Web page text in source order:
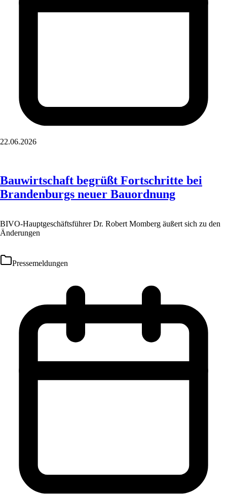
22.06.2026
Bauwirtschaft begrüßt Fortschritte bei
Brandenburgs neuer Bauordnung
BIVO-Hauptgeschäftsführer Dr. Robert Momberg äußert sich zu den
Änderungen
Pressemeldungen